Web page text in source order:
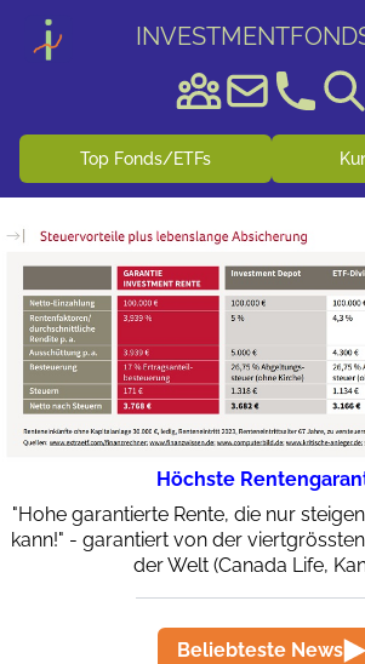
Top Fonds/ETFs
Höchste
"Hohe garantierte Rente, die nur
kann!" - garantiert von der
der Welt (Canada Life,
Beliebteste News